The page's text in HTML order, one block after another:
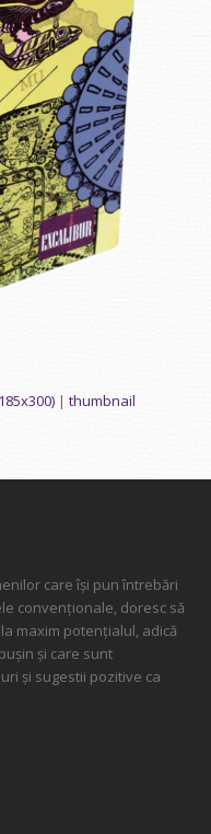
|thumbnail
care își pun întrebări
convenționale, doresc să
maxim potențialul, adică
și care sunt
și sugestii pozitive ca